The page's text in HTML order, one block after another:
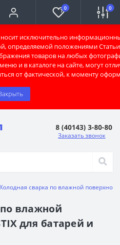
исключительно
определяемой положениями Статьи
товаров на любых
и в каталоге на сайте, могут
от фактической, к моменту
0 0
8 (40143) 3-80-80
Заказать звонок
Холодная сварка по влажной
влажной
для батарей и